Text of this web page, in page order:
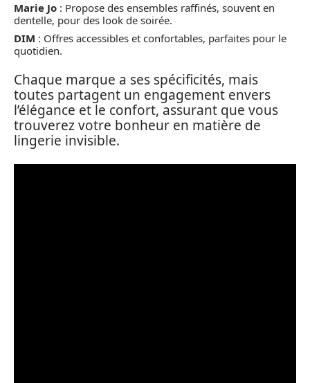
Marie Jo : Propose des ensembles raffinés, souvent en
dentelle, pour des look de soirée.
DIM : Offres accessibles et confortables, parfaites pour le
quotidien.
Chaque marque a ses spécificités, mais
toutes partagent un engagement envers
l’élégance et le confort, assurant que vous
trouverez votre bonheur en matière de
lingerie invisible.